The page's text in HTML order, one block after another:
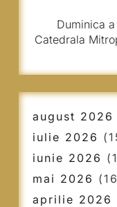
Duminica
Catedrala
august 2026
iulie 2026
iunie 2026
mai 2026
aprilie 2026